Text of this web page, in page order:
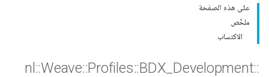
على هذه الصفحة
ملخّص
الاكتساب
nl ::Weave::Profiles::BDX Development::